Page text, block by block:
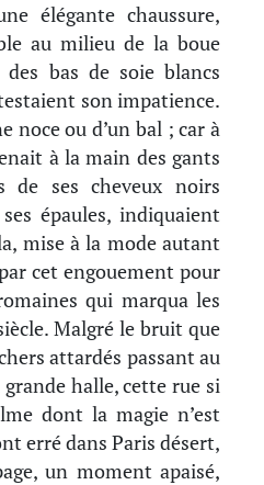
élégante chaussure,
au milieu de la boue
bas de soie blancs
son impatience.
noce ou d’un bal ; car à
à la main des gants
de ses cheveux noirs
épaules, indiquaient
mise à la mode autant
cet engouement pour
qui marqua les
Malgré le bruit que
attardés passant au
halle, cette rue si
dont la magie n’est
erré dans Paris désert,
un moment apaisé,